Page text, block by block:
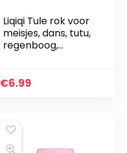
Liqiqi Tule rok voor
meisjes, dans, tutu,
regenboog,
prinses, ballet,
€6.99